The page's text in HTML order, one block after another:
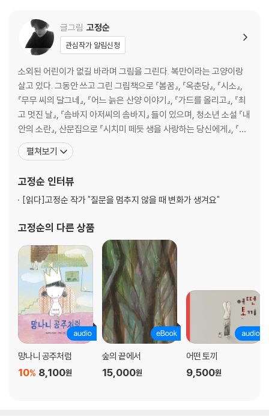
글그림 고정순
관심작가 알림신청
소외된 어린이가 없길 바라며 그림을 그린다. 복만이라는 고양이랑
살고 있다. 그동안 쓰고 그린 그림책으로 『봄꿈』, 『옥춘당』, 『시소』,
『무무 씨의 달그네』, 『어느 늙은 산양 이야기』, 『가드를 올리고』, 『최
고 멋진 날』, 『솜바지 아저씨의 솜바지』 들이 있으며, 청소년 소설 『내
안의 소란』, 산문집으로 『시치미 떼듯 생을 사랑하는 당신에게』, 『안
녕하다』, 『그림책이라는 산』을 펴냈다. 그림책은 물론이고, 에세이,
소설, 만화로 영역을 넓히며 자신의 이야기를 전하고 있다. 그림책
본상, 2023 대한
펼쳐보기
고정순 인터뷰
[읽다]고정순 작가 "질문을 멈추지 않을 때 변화가 생겨요"
고정순의 다른 상품
망나니 공주처럼
8,100원
10%
숲의 끝에서
15,000원
어떤 토끼
9,500원